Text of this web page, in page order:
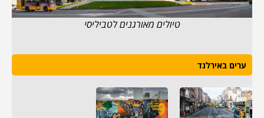
טיולים מאורגנים לטביליסי
ערים באירלנד